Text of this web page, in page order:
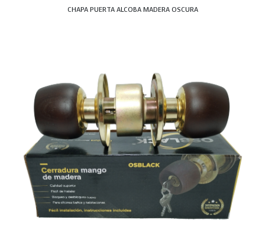
CHAPA PUERTA ALCOBA MADERA OSCURA